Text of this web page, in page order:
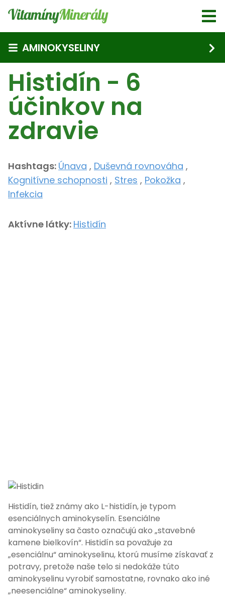
AMINOKYSELINY
Histidín - 6
účinkov na
zdravie
Hashtags: Únava , Duševná rovnováha ,
Kognitívne schopnosti , Stres , Pokožka ,
Infekcia
Aktívne látky: Histidín
Histidín, tiež známy ako L-histidín, je typom
esenciálnych aminokyselín. Esenciálne
aminokyseliny sa často označujú ako „stavebné
kamene bielkovín“. Histidín sa považuje za
„esenciálnu“ aminokyselinu, ktorú musíme získavať z
potravy, pretože naše telo si nedokáže túto
aminokyselinu vyrobiť samostatne, rovnako ako iné
„neesenciálne“ aminokyseliny.